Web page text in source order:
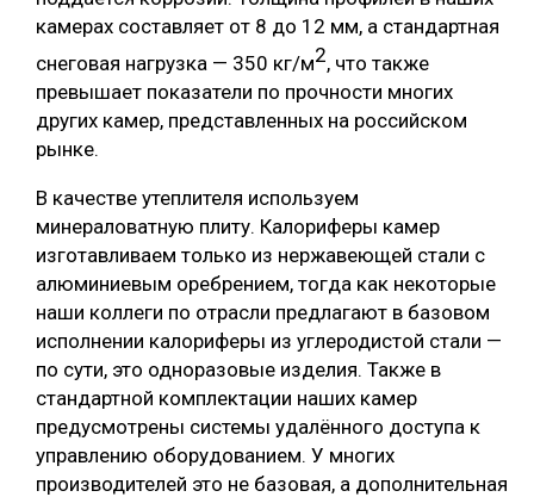
камерах составляет от 8 до 12 мм, а стандартная
снеговая нагрузка — 350 кг/м2, что также
превышает показатели по прочности многих
других камер, представленных на российском
рынке.
В качестве утеплителя используем
минераловатную плиту. Калориферы камер
изготавливаем только из нержавеющей стали с
алюминиевым оребрением, тогда как некоторые
наши коллеги по отрасли предлагают в базовом
исполнении калориферы из углеродистой стали —
по сути, это одноразовые изделия. Также в
стандартной комплектации наших камер
предусмотрены системы удалённого доступа к
управлению оборудованием. У многих
производителей это не базовая, а дополнительная